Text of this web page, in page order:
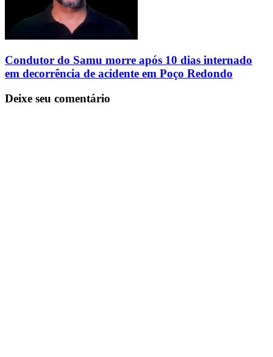
Condutor do Samu morre após 10 dias internado
em decorrência de acidente em Poço Redondo
Deixe seu comentário